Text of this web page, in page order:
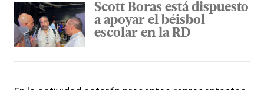
Scott Boras está dispuesto
a apoyar el béisbol
escolar en la RD